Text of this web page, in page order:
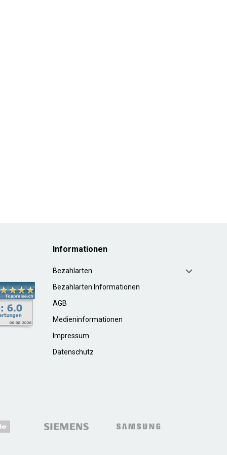
Informationen
Bezahlarten
Bezahlarten Informationen
AGB
Medieninformationen
Impressum
Datenschutz